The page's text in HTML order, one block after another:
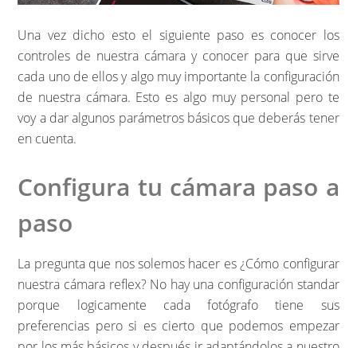
Una vez dicho esto el siguiente paso es conocer los
controles de nuestra cámara y conocer para que sirve
cada uno de ellos y algo muy importante la configuración
de nuestra cámara. Esto es algo muy personal pero te
voy a dar algunos parámetros básicos que deberás tener
en cuenta.
Configura tu cámara paso a
paso
La pregunta que nos solemos hacer es ¿Cómo configurar
nuestra cámara reflex? No hay una configuración standar
porque logicamente cada fotógrafo tiene sus
preferencias pero si es cierto que podemos empezar